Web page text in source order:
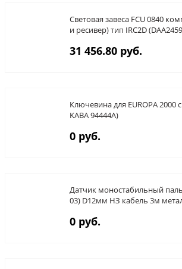
Световая завеса FCU 0840
и ресивер) тип IRC2D
31 456.80 руб.
Ключевина для EUROPA
KABA 94444A)
0 руб.
Датчик моностабильный
03) D12мм НЗ кабель 3м
0 руб.